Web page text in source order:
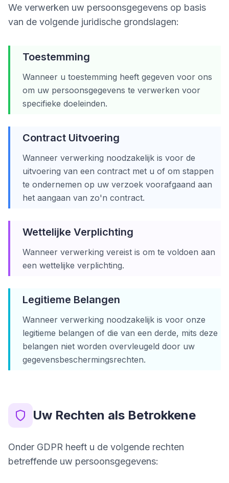
We verwerken uw persoonsgegevens op basis
van de volgende juridische grondslagen:
Toestemming
Wanneer u toestemming heeft gegeven voor ons
om uw persoonsgegevens te verwerken voor
specifieke doeleinden.
Contract Uitvoering
Wanneer verwerking noodzakelijk is voor de
uitvoering van een contract met u of om stappen
te ondernemen op uw verzoek voorafgaand aan
het aangaan van zo'n contract.
Wettelijke Verplichting
Wanneer verwerking vereist is om te voldoen aan
een wettelijke verplichting.
Legitieme Belangen
Wanneer verwerking noodzakelijk is voor onze
legitieme belangen of die van een derde, mits deze
belangen niet worden overvleugeld door uw
gegevensbeschermingsrechten.
Uw Rechten als Betrokkene
Onder GDPR heeft u de volgende rechten
betreffende uw persoonsgegevens: